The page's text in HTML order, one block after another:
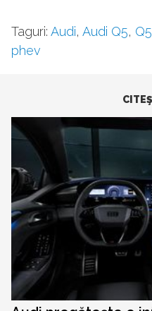
Taguri: Audi, Audi Q5, Q5
phev